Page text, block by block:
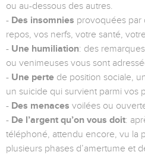
ou au-dessous des autres.
- Des insomnies provoquées par
repos, vos nerfs, votre santé,
- Une humiliation: des
ou venimeuses vous sont
- Une perte de position sociale,
un suicide qui survient parmi vos
- Des menaces voilées ou
- De l’argent qu’on vous doit:
téléphoné, attendu encore, vu la
plusieurs phases d’amertume et